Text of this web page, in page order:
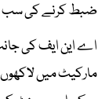
ضبط کرنے کی سب
اے این ایف کی
مارکیٹ میں لاکھوں